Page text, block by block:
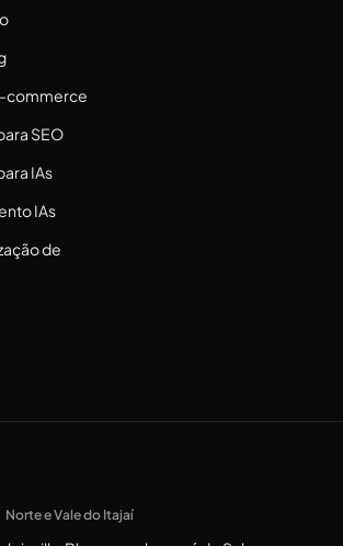
commerce
SEO
IAs
IAs
de
Norte e Vale do Itajaí